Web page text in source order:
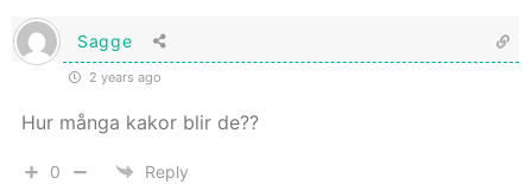
Sagge
2 years ago
Hur många kakor blir de??
0 Reply